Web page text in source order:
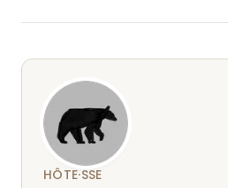
HÔTE·SSE